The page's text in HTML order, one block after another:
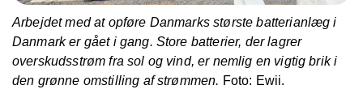
Arbejdet med at opføre Danmarks største batterianlæg i
Danmark er gået i gang. Store batterier, der lagrer
overskudsstrøm fra sol og vind, er nemlig en vigtig brik i
den grønne omstilling af strømmen. Foto: Ewii.